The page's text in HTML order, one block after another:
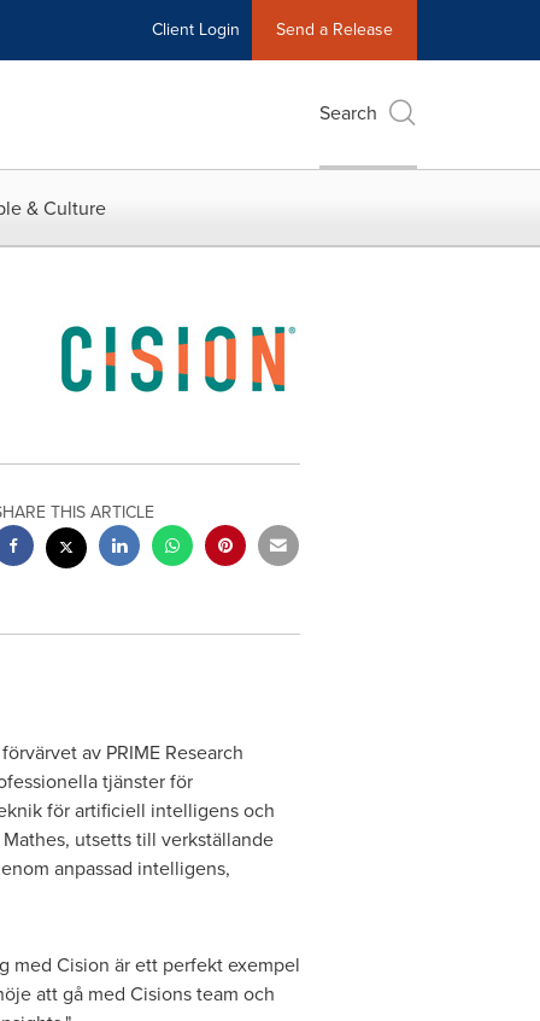
Client Login Send a Release
Search
& Culture
THIS ARTICLE
av PRIME Research
tjänster för
för artificiell intelligens och
, utsetts till verkställande
anpassad intelligens,
med Cision är ett perfekt exempel
att gå med Cisions team och